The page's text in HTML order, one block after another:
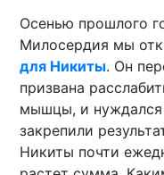
Осенью прошлого
Милосердия мы
для Никиты. Он
призвана
мышцы, и нуждался
закрепили
Никиты почти